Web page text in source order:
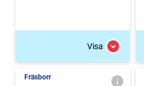
Visa
Fräsborr